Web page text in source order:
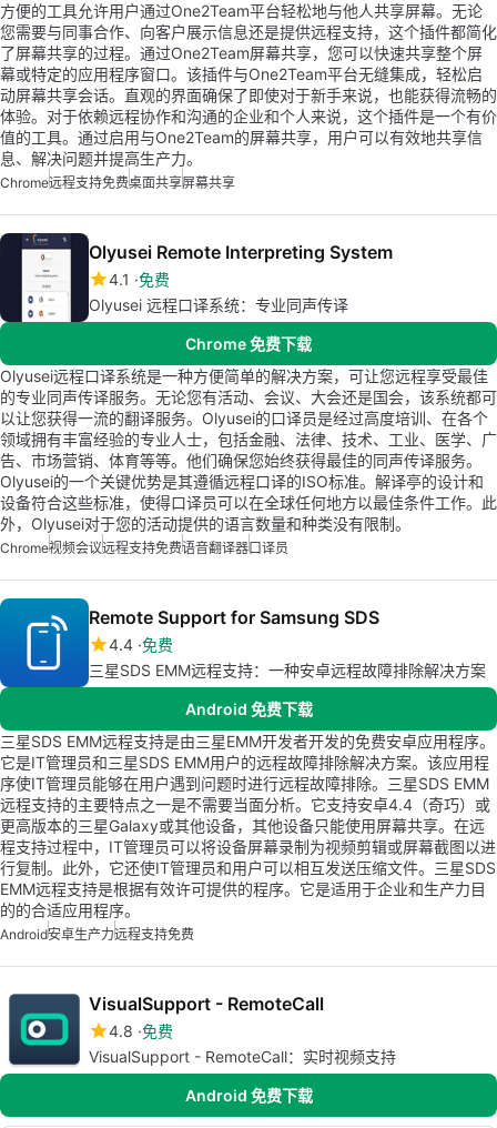
方便的工具允许用户通过One2Team平台轻松地与他人共享屏幕。无论
您需要与同事合作、向客户展示信息还是提供远程支持，这个插件都简化
了屏幕共享的过程。通过One2Team屏幕共享，您可以快速共享整个屏
幕或特定的应用程序窗口。该插件与One2Team平台无缝集成，轻松启
动屏幕共享会话。直观的界面确保了即使对于新手来说，也能获得流畅的
体验。对于依赖远程协作和沟通的企业和个人来说，这个插件是一个有价
值的工具。通过启用与One2Team的屏幕共享，用户可以有效地共享信
息、解决问题并提高生产力。
Chrome远程支持免费桌面共享屏幕共享
Olyusei Remote Interpreting System
4.1 免费
Olyusei 远程口译系统：专业同声传译
Chrome 免费下载
Olyusei远程口译系统是一种方便简单的解决方案，可让您远程享受最佳
的专业同声传译服务。无论您有活动、会议、大会还是国会，该系统都可
以让您获得一流的翻译服务。Olyusei的口译员是经过高度培训、在各个
领域拥有丰富经验的专业人士，包括金融、法律、技术、工业、医学、广
告、市场营销、体育等等。他们确保您始终获得最佳的同声传译服务。
Olyusei的一个关键优势是其遵循远程口译的ISO标准。解译亭的设计和
设备符合这些标准，使得口译员可以在全球任何地方以最佳条件工作。此
外，Olyusei对于您的活动提供的语言数量和种类没有限制。
Chrome视频会议远程支持免费语音翻译器口译员
Remote Support for Samsung SDS
4.4 免费
三星SDS EMM远程支持：一种安卓远程故障排除解决方案
Android 免费下载
三星SDS EMM远程支持是由三星EMM开发者开发的免费安卓应用程序。
它是IT管理员和三星SDS EMM用户的远程故障排除解决方案。该应用程
序使IT管理员能够在用户遇到问题时进行远程故障排除。三星SDS EMM
远程支持的主要特点之一是不需要当面分析。它支持安卓4.4（奇巧）或
更高版本的三星Galaxy或其他设备，其他设备只能使用屏幕共享。在远
程支持过程中，IT管理员可以将设备屏幕录制为视频剪辑或屏幕截图以进
行复制。此外，它还使IT管理员和用户可以相互发送压缩文件。三星SDS
EMM远程支持是根据有效许可提供的程序。它是适用于企业和生产力目
的的合适应用程序。
Android安卓生产力远程支持免费
VisualSupport - RemoteCall
4.8 免费
VisualSupport - RemoteCall：实时视频支持
Android 免费下载